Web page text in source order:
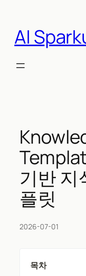
AI
기반 지
플릿
2026-07-01
목차